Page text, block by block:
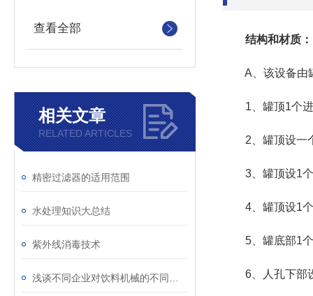
查看全部
相关文章
RELATED ARTICLES
精密过滤器的适用范围
水处理知识大总结
紫外线消毒技术
结构和材质：
A、该设备由罐
1、罐顶1个进
2、罐顶设一
3、罐顶设1个
4、罐顶设1个
5、罐底部1个
6、人孔下部